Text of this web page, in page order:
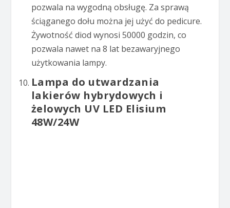
pozwala na wygodną obsługę. Za sprawą
ściąganego dołu można jej użyć do pedicure.
Żywotność diod wynosi 50000 godzin, co
pozwala nawet na 8 lat bezawaryjnego
użytkowania lampy.
Lampa do utwardzania
lakierów hybrydowych i
żelowych UV LED Elisium
48W/24W